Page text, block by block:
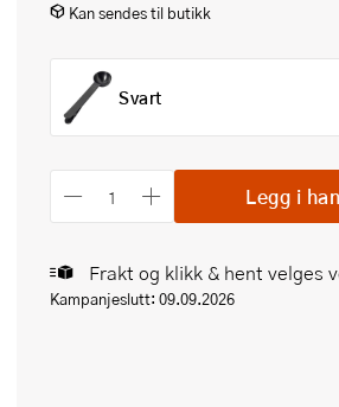
Kan sendes til butikk
Svart
Legg i
Frakt og klikk & hent velges
Kampanjeslutt: 09.09.2026